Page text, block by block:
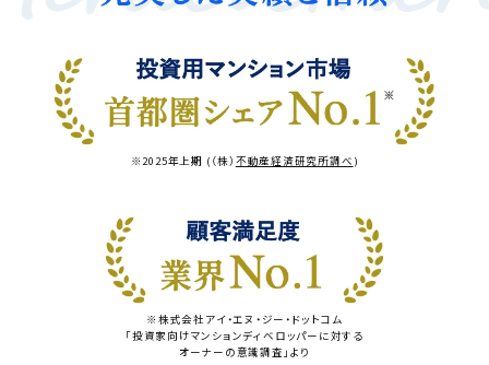
※2025年上期 (（株） 不動産経済研究所調べ )
※株式会社アイ・エヌ・ジー・ドットコム
「投資家向けマンションディベロッパーに対する
オーナーの意識調査」より